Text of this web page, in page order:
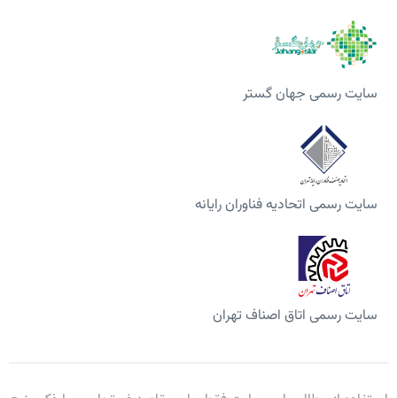
سایت رسمی جهان گستر
سایت رسمی اتحادیه فناوران رایانه
سایت رسمی اتاق اصناف تهران